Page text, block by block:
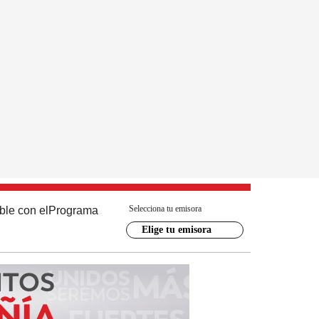
con el Programa Selecciona tu emisora
Elige tu emisora